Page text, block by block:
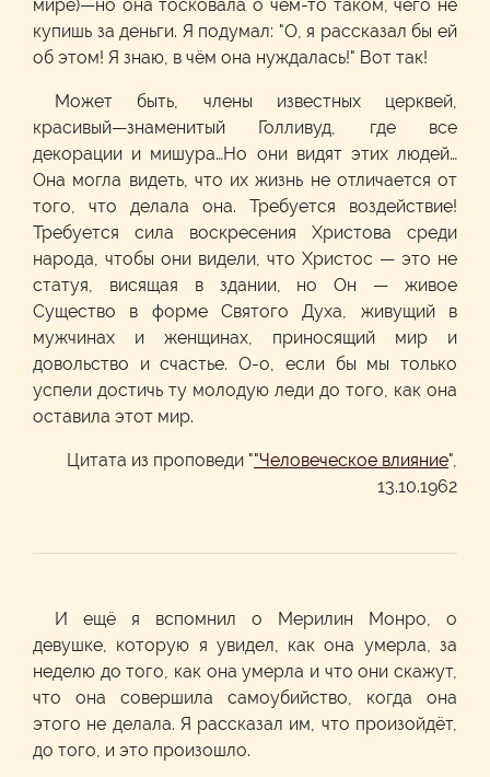
мире)—но она тосковала о чём-то таком, чего не
купишь за деньги. Я подумал: "О, я рассказал бы ей
об этом! Я знаю, в чём она нуждалась!" Вот так!
Может быть, члены известных церквей,
красивый—знаменитый Голливуд, где все
декорации и мишура…Но они видят этих людей…
Она могла видеть, что их жизнь не отличается от
того, что делала она. Требуется воздействие!
Требуется сила воскресения Христова среди
народа, чтобы они видели, что Христос — это не
статуя, висящая в здании, но Он — живое
Существо в форме Святого Духа, живущий в
мужчинах и женщинах, приносящий мир и
довольство и счастье. О-о, если бы мы только
успели достичь ту молодую леди до того, как она
оставила этот мир.
Цитата из проповеди ""Человеческое влияние",
13.10.1962
И ещё я вспомнил о Мерилин Монро, о
девушке, которую я увидел, как она умерла, за
неделю до того, как она умерла и что они скажут,
что она совершила самоубийство, когда она
этого не делала. Я рассказал им, что произойдёт,
до того, и это произошло.